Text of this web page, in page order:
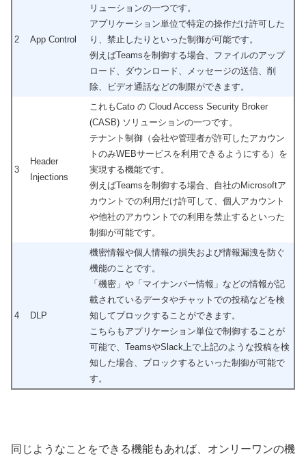
2 App Control
リューションの一つです。
アプリケーション単位で特定の操作だけ許可した
り、禁止したりといった制御が可能です。
例えばTeamsを制御する場合、ファイルのアップ
ロード、ダウンロード、メッセージの送信、削
除、ビデオ通話などの制限ができます。
3
Header
Injections
これもCato の Cloud Access Security Broker
(CASB) ソリューションの一つです。
テナント制御（会社や管理者が許可したアカウン
トのみWEBサービスを利用できるようにする）を
実現する機能です。
例えばTeamsを制御する場合、自社のMicrosoftア
カウントでの利用だけ許可して、個人アカウント
や他社のアカウントでの利用を禁止するといった
制御が可能です。
4 DLP
機密情報や個人情報の損失および情報漏洩を防ぐ
機能のことです。
「機密」や「マイナンバー情報」などの情報が記
載されているデータやチャットでの投稿などを検
知してブロックすることができます。
こちらもアプリケーション単位で制御することが
可能で、TeamsやSlack上で上記のような投稿を検
知した場合、ブロックするといった制御が可能で
す。
同じようなことをできる機能もあれば、オンリーワンの機